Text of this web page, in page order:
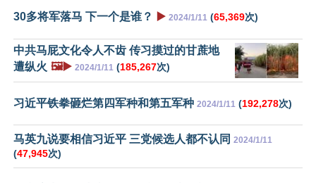
30多将军落马 下一个是谁？ ▶️ 2024/1/11 (65,369次)
中共马屁文化令人不齿 传习摸过的甘蔗地
遭纵火 🖼️▶️ 2024/1/11 (185,267次)
习近平铁拳砸烂第四军种和第五军种 2024/1/11 (192,278次)
马英九说要相信习近平 三党候选人都不认同 2024/1/11
(47,945次)